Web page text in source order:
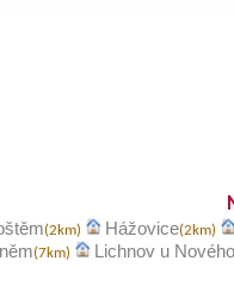
(2km) Hážovice(2km)
(7km) Lichnov u